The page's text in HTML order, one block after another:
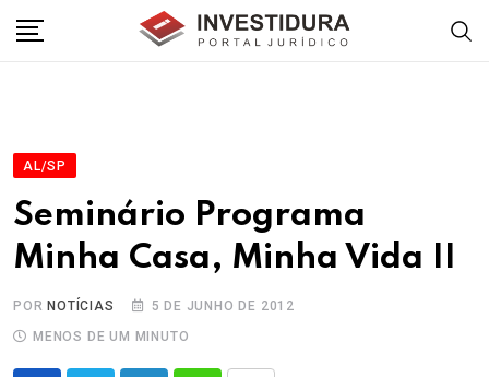
AL/SP
Seminário Programa
Minha Casa, Minha Vida II
POR NOTÍCIAS
5 DE JUNHO DE 2012
MENOS DE UM MINUTO